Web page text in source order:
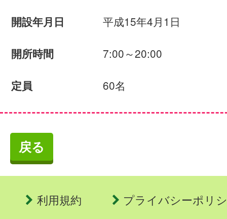
開設年月日 平成15年4月1日
開所時間 7:00～20:00
定員 60名
戻る
利用規約
プライバシーポリ